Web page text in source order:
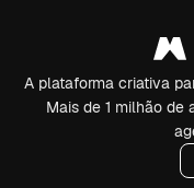
A plataforma criativa
Mais de 1 milhão de